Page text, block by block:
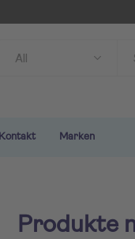
Kontakt Marken
Produkte